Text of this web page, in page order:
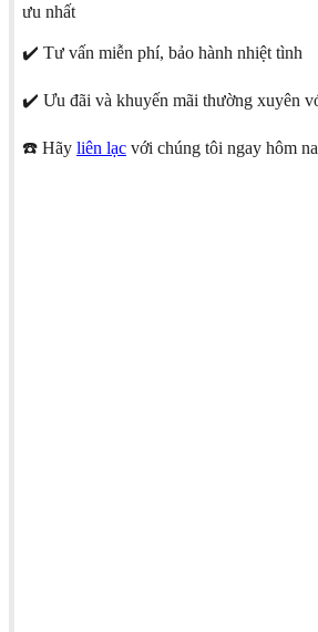
ưu nhất
✔️ Tư vấn miễn phí, bảo hành nhiệt tình
✔️ Ưu đãi và khuyến mãi thường xuyên
☎️ Hãy liên lạc với chúng tôi ngay hôm